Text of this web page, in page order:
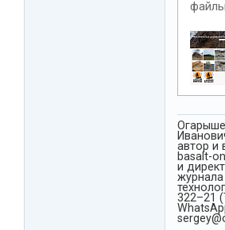
файлы
автор и
basalt-
и
322–21